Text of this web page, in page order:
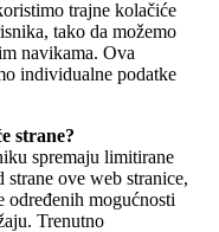
trajne kolačiće
tako da možemo
navikama. Ova
individualne podatke
strane?
spremaju limitirane
ove web stranice,
određenih mogućnosti
Trenutno